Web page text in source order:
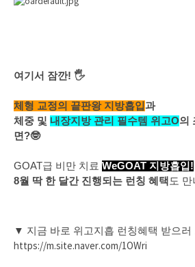
여기서 잠깐! 🖐️
체형 교정의 끝판왕 지방흡입과
체중 및 내장지방 관리 필수템 위고O의
면?🤓
GOAT급 비만 치료 WeGOAT 지방흡입!
8월 딱 한 달간 진행되는 런칭 혜택 도
▼ 지금 바로 위고지흡 런칭혜택 받으
https://m.site.naver.com/1OWri